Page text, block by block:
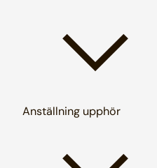
Anställning upphör